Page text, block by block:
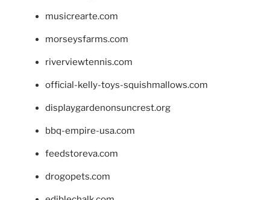
musicrearte.com
morseysfarms.com
riverviewtennis.com
official-kelly-toys-squishmallows.com
displaygardenonsuncrest.org
bbq-empire-usa.com
feedstoreva.com
drogopets.com